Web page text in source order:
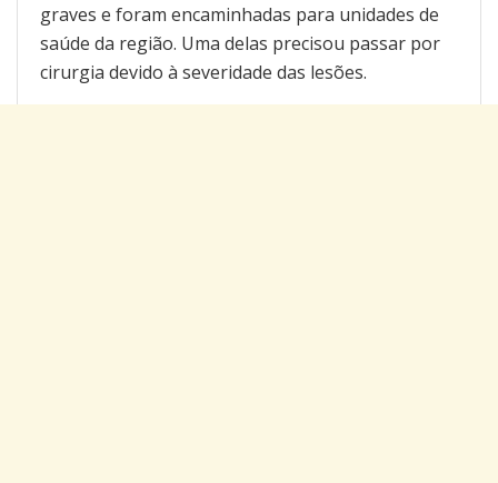
graves e foram encaminhadas para unidades de
saúde da região. Uma delas precisou passar por
cirurgia devido à severidade das lesões.